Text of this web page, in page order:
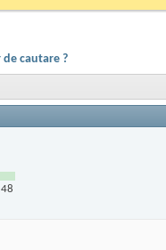
cautare ?
48